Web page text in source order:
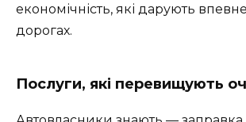
економічність, які дарують
дорогах.
Послуги, які перевищують